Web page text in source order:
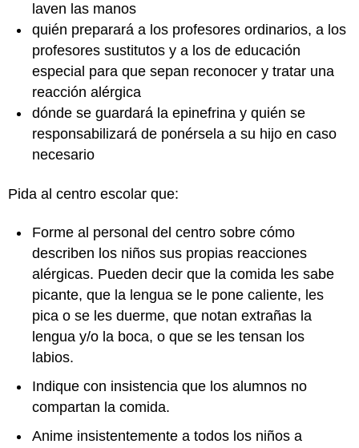
laven las manos
quién preparará a los profesores ordinarios, a los
profesores sustitutos y a los de educación
especial para que sepan reconocer y tratar una
reacción alérgica
dónde se guardará la epinefrina y quién se
responsabilizará de ponérsela a su hijo en caso
necesario
Pida al centro escolar que:
Forme al personal del centro sobre cómo
describen los niños sus propias reacciones
alérgicas. Pueden decir que la comida les sabe
picante, que la lengua se le pone caliente, les
pica o se les duerme, que notan extrañas la
lengua y/o la boca, o que se les tensan los
labios.
Indique con insistencia que los alumnos no
compartan la comida.
Anime insistentemente a todos los niños a